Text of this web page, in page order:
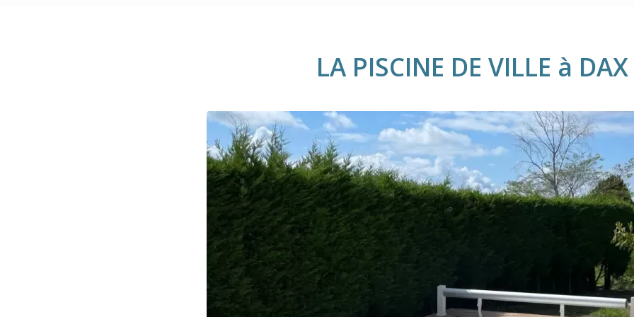
LA PISCINE DE VILLE à DAX